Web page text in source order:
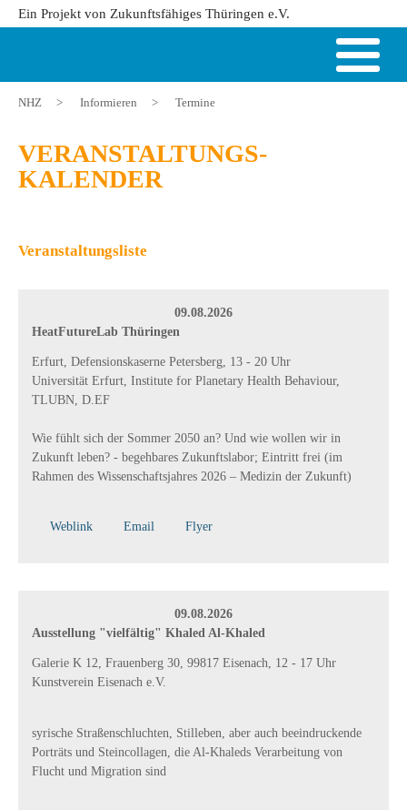
Ein Projekt von Zukunftsfähiges Thüringen e.V.
NHZ > Informieren > Termine
VERANSTALTUNGS-
KALENDER
Veranstaltungsliste
09.08.2026
HeatFutureLab Thüringen
Erfurt, Defensionskaserne Petersberg, 13 - 20 Uhr
Universität Erfurt, Institute for Planetary Health Behaviour,
TLUBN, D.EF
Wie fühlt sich der Sommer 2050 an? Und wie wollen wir in
Zukunft leben? - begehbares Zukunftslabor; Eintritt frei (im
Rahmen des Wissenschaftsjahres 2026 – Medizin der Zukunft)
Weblink Email Flyer
09.08.2026
Ausstellung "vielfältig" Khaled Al-Khaled
Galerie K 12, Frauenberg 30, 99817 Eisenach, 12 - 17 Uhr
Kunstverein Eisenach e.V.
syrische Straßenschluchten, Stilleben, aber auch beeindruckende
Porträts und Steincollagen, die Al-Khaleds Verarbeitung von
Flucht und Migration sind